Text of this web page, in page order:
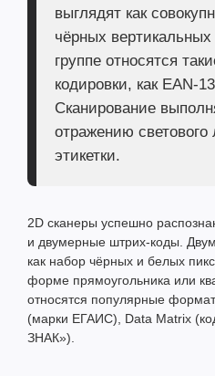
выглядят как
чёрных
группе относятся
кодировки, как EAN-
Сканирование
отражению светового
этикетки.
2D сканеры успешно
и двумерные штрих-коды.
как набор чёрных и белых
форме прямоугольника или
относятся популярные
(марки ЕГАИС), Data Matrix
ЗНАК»).